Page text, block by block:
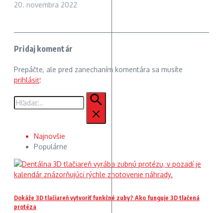
20. novembra 2022
Pridaj komentár
Prepáčte, ale pred zanechaním komentára sa musíte
prihlásiť.
Hľadať:
Najnovšie
Populárne
Dokáže 3D tlačiareň vytvoriť funkčné zuby? Ako funguje 3D tlačená
protéza